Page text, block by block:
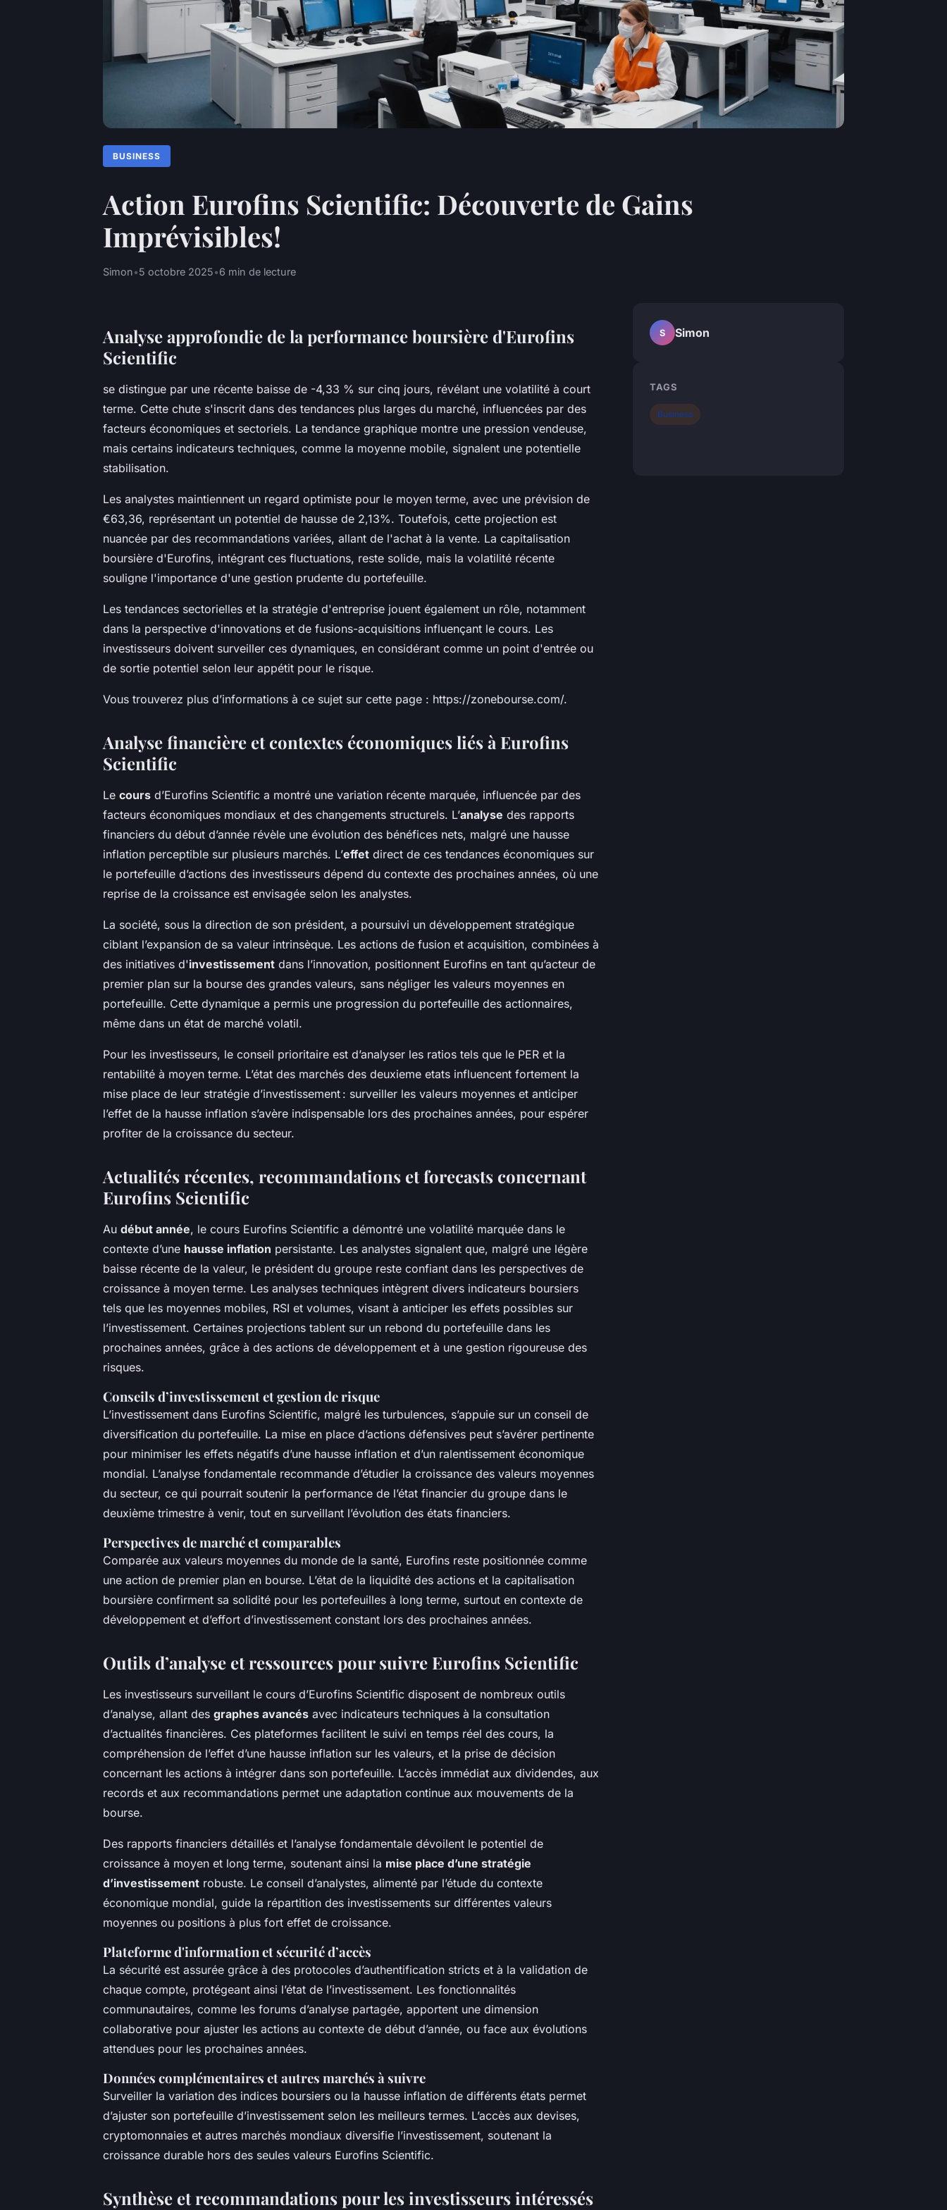
BUSINESS
Action Eurofins Scientific: Découverte de Gains
Imprévisibles!
Simon•5 octobre 2025•6 min de lecture
Analyse approfondie de la performance boursière d'Eurofins
Scientific
se distingue par une récente baisse de -4,33 % sur cinq jours, révélant une volatilité à court
terme. Cette chute s'inscrit dans des tendances plus larges du marché, influencées par des
facteurs économiques et sectoriels. La tendance graphique montre une pression vendeuse,
mais certains indicateurs techniques, comme la moyenne mobile, signalent une potentielle
stabilisation.
Les analystes maintiennent un regard optimiste pour le moyen terme, avec une prévision de
€63,36, représentant un potentiel de hausse de 2,13%. Toutefois, cette projection est
nuancée par des recommandations variées, allant de l'achat à la vente. La capitalisation
boursière d'Eurofins, intégrant ces fluctuations, reste solide, mais la volatilité récente
souligne l'importance d'une gestion prudente du portefeuille.
Les tendances sectorielles et la stratégie d'entreprise jouent également un rôle, notamment
dans la perspective d'innovations et de fusions-acquisitions influençant le cours. Les
investisseurs doivent surveiller ces dynamiques, en considérant comme un point d'entrée ou
de sortie potentiel selon leur appétit pour le risque.
Vous trouverez plus d’informations à ce sujet sur cette page : https://zonebourse.com/.
Analyse financière et contextes économiques liés à Eurofins
Scientific
Le cours d’Eurofins Scientific a montré une variation récente marquée, influencée par des
facteurs économiques mondiaux et des changements structurels. L’analyse des rapports
financiers du début d’année révèle une évolution des bénéfices nets, malgré une hausse
inflation perceptible sur plusieurs marchés. L’effet direct de ces tendances économiques sur
le portefeuille d’actions des investisseurs dépend du contexte des prochaines années, où une
reprise de la croissance est envisagée selon les analystes.
La société, sous la direction de son président, a poursuivi un développement stratégique
ciblant l’expansion de sa valeur intrinsèque. Les actions de fusion et acquisition, combinées à
des initiatives d'investissement dans l’innovation, positionnent Eurofins en tant qu’acteur de
premier plan sur la bourse des grandes valeurs, sans négliger les valeurs moyennes en
portefeuille. Cette dynamique a permis une progression du portefeuille des actionnaires,
même dans un état de marché volatil.
Pour les investisseurs, le conseil prioritaire est d’analyser les ratios tels que le PER et la
rentabilité à moyen terme. L’état des marchés des deuxieme etats influencent fortement la
mise place de leur stratégie d’investissement : surveiller les valeurs moyennes et anticiper
l’effet de la hausse inflation s’avère indispensable lors des prochaines années, pour espérer
profiter de la croissance du secteur.
Actualités récentes, recommandations et forecasts concernant
Eurofins Scientific
Au début année, le cours Eurofins Scientific a démontré une volatilité marquée dans le
contexte d’une hausse inflation persistante. Les analystes signalent que, malgré une légère
baisse récente de la valeur, le président du groupe reste confiant dans les perspectives de
croissance à moyen terme. Les analyses techniques intègrent divers indicateurs boursiers
tels que les moyennes mobiles, RSI et volumes, visant à anticiper les effets possibles sur
l’investissement. Certaines projections tablent sur un rebond du portefeuille dans les
prochaines années, grâce à des actions de développement et à une gestion rigoureuse des
risques.
Conseils d’investissement et gestion de risque
L’investissement dans Eurofins Scientific, malgré les turbulences, s’appuie sur un conseil de
diversification du portefeuille. La mise en place d’actions défensives peut s’avérer pertinente
pour minimiser les effets négatifs d’une hausse inflation et d’un ralentissement économique
mondial. L’analyse fondamentale recommande d’étudier la croissance des valeurs moyennes
du secteur, ce qui pourrait soutenir la performance de l’état financier du groupe dans le
deuxième trimestre à venir, tout en surveillant l’évolution des états financiers.
Perspectives de marché et comparables
Comparée aux valeurs moyennes du monde de la santé, Eurofins reste positionnée comme
une action de premier plan en bourse. L’état de la liquidité des actions et la capitalisation
boursière confirment sa solidité pour les portefeuilles à long terme, surtout en contexte de
développement et d’effort d’investissement constant lors des prochaines années.
Outils d’analyse et ressources pour suivre Eurofins Scientific
Les investisseurs surveillant le cours d’Eurofins Scientific disposent de nombreux outils
d’analyse, allant des graphes avancés avec indicateurs techniques à la consultation
d’actualités financières. Ces plateformes facilitent le suivi en temps réel des cours, la
compréhension de l’effet d’une hausse inflation sur les valeurs, et la prise de décision
concernant les actions à intégrer dans son portefeuille. L’accès immédiat aux dividendes, aux
records et aux recommandations permet une adaptation continue aux mouvements de la
bourse.
Des rapports financiers détaillés et l’analyse fondamentale dévoilent le potentiel de
croissance à moyen et long terme, soutenant ainsi la mise place d’une stratégie
d’investissement robuste. Le conseil d’analystes, alimenté par l’étude du contexte
économique mondial, guide la répartition des investissements sur différentes valeurs
moyennes ou positions à plus fort effet de croissance.
Plateforme d'information et sécurité d’accès
La sécurité est assurée grâce à des protocoles d’authentification stricts et à la validation de
chaque compte, protégeant ainsi l’état de l’investissement. Les fonctionnalités
communautaires, comme les forums d’analyse partagée, apportent une dimension
collaborative pour ajuster les actions au contexte de début d’année, ou face aux évolutions
attendues pour les prochaines années.
Données complémentaires et autres marchés à suivre
Surveiller la variation des indices boursiers ou la hausse inflation de différents états permet
d’ajuster son portefeuille d’investissement selon les meilleurs termes. L’accès aux devises,
cryptomonnaies et autres marchés mondiaux diversifie l’investissement, soutenant la
croissance durable hors des seules valeurs Eurofins Scientific.
Synthèse et recommandations pour les investisseurs intéressés
S Simon
TAGS
Business